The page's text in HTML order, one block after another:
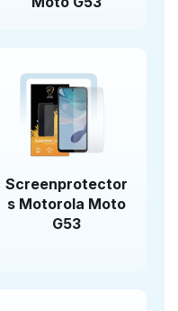
Screenprotector
s Motorola Moto
G53